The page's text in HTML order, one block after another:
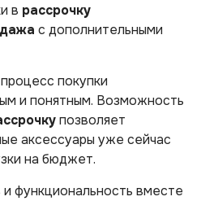
в рассрочку
с дополнительными
покупки
и понятным. Возможность
позволяет
аксессуары уже сейчас
на бюджет.
функциональность вместе